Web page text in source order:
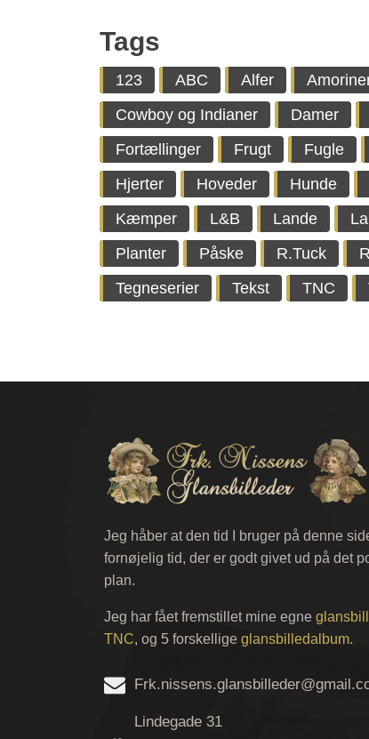
Tags
123 ABC Alfer
Cowboy og Indianer
Damer
Fortællinger
Frugt Fugle
Hjerter
Hoveder Hunde
Kæmper
L&B Lande
Planter
Påske R.Tuck
Tegneserier
Tekst TNC
Jeg håber at den tid I bruger på denne
fornøjelig tid, der er godt givet ud på det
plan.
Jeg har fået fremstillet mine egne
TNC, og 5 forskellige glansbilledalbum.
Lindegade 31